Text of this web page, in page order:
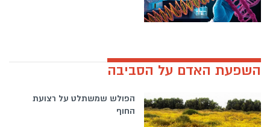
השפעת האדם על הסביבה
הפולש שמשתלט על רצועת
החוף